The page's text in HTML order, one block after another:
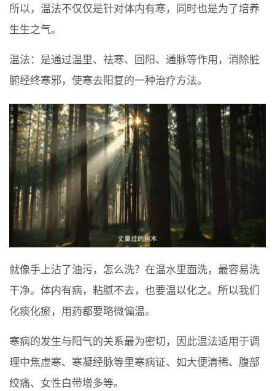
所以，温法不仅仅是针对体内有寒，同时也是为了培养
生生之气。
温法：是通过温里、祛寒、回阳、通脉等作用，消除脏
腑经终寒邪，使寒去阳复的一种治疗方法。
就像手上沾了油污，怎么洗？在温水里面洗，最容易洗
干净。体内有病，粘腻不去，也要温以化之。所以我们
化痰化瘀，用药都要略微偏温。
寒病的发生与阳气的关系最为密切，因此温法适用于调
理中焦虚寒、寒凝经脉等里寒病证、如大便清稀、腹部
绞痛、女性白带增多等。